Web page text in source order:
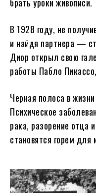
В 1928 году, не
и найдя партнера —
Диор открыл свою
работы Пабло
Черная полоса в
Психическое
рака, разорение отца
становятся горем для